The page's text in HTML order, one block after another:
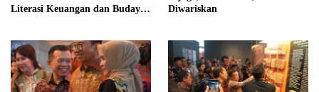
Literasi Keuangan dan Budaya
Diwariskan